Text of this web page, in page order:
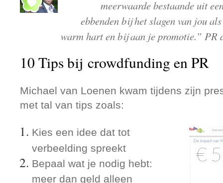
meerwaarde bestaande uit
ebbenden bij het slagen van jou
warm hart en bij aan je promotie.” PR
10 Tips bij crowdfunding en PR
Michael van Loenen kwam tijdens zijn
met tal van tips zoals:
Kies een idee dat tot
verbeelding spreekt
Bepaal wat je nodig hebt:
meer dan geld alleen